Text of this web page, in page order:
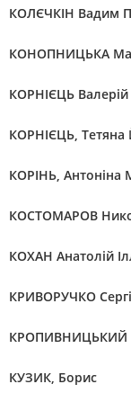
КОЛЄЧКІН Вадим
КОНОПНИЦЬКА
КОРНІЄЦЬ
КОРНІЄЦЬ, Тетяна
КОРІНЬ, Антоніна
КОСТОМАРОВ
КОХАН Анатолій
КРИВОРУЧКО
КРОПИВНИЦЬКИЙ
КУЗИК, Борис